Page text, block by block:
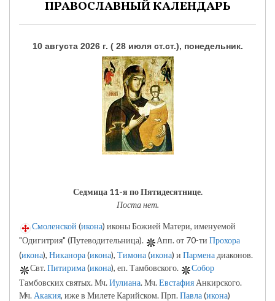
ПРАВОСЛАВНЫЙ КАЛЕНДАРЬ
10 августа 2026 г. ( 28 июля ст.ст.), понедельник.
Седмица 11-я по Пятидесятнице.
Поста нет.
Смоленской (икона) иконы Божией Матери, именуемой
"Одигитрия" (Путеводительница).
Апп. от 70-ти Прохора
(икона), Никанора(икона), Тимона(икона) и Пармена диаконов.
Свт.Питирима(икона), еп. Тамбовского.
Собор
Тамбовских святых. Мч.Иулиана. Мч.Евстафия Анкирского.
Мч. Акакия, иже в Милете Карийском. Прп.Павла(икона)